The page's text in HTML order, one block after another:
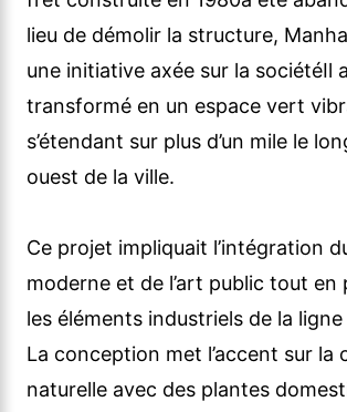
lieu de démolir la structure,
une initiative axée sur la sociétéIl
transformé en un espace vert
s’étendant sur plus d’un mile le
ouest de la ville.
Ce projet impliquait l’intégration
moderne et de l’art public tout en
les éléments industriels de la
La conception met l’accent sur la
naturelle avec des plantes